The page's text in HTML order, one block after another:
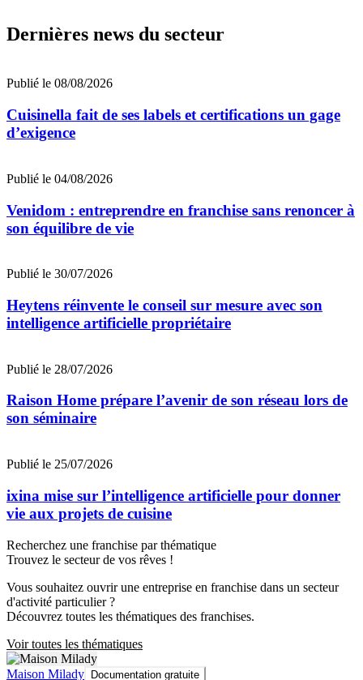
Dernières news du secteur
Publié le 08/08/2026
Cuisinella fait de ses labels et certifications un gage
d’exigence
Publié le 04/08/2026
Venidom : entreprendre en franchise sans renoncer à
son équilibre de vie
Publié le 30/07/2026
Heytens réinvente le conseil sur mesure avec son
intelligence artificielle propriétaire
Publié le 28/07/2026
Raison Home prépare l’avenir de son réseau lors de
son séminaire
Publié le 25/07/2026
ixina mise sur l’intelligence artificielle pour donner
vie aux projets de cuisine
Recherchez une franchise par thématique
Trouvez le secteur de vos rêves !
Vous souhaitez ouvrir une entreprise en franchise dans un secteur
d'activité particulier ?
Découvrez toutes les thématiques des franchises.
Voir toutes les thématiques
Maison Milady Documentation gratuite